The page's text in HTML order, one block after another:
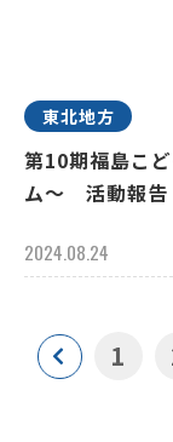
東北地方
第10期福島こ
ム～ 活動報告
2024.08.24
1